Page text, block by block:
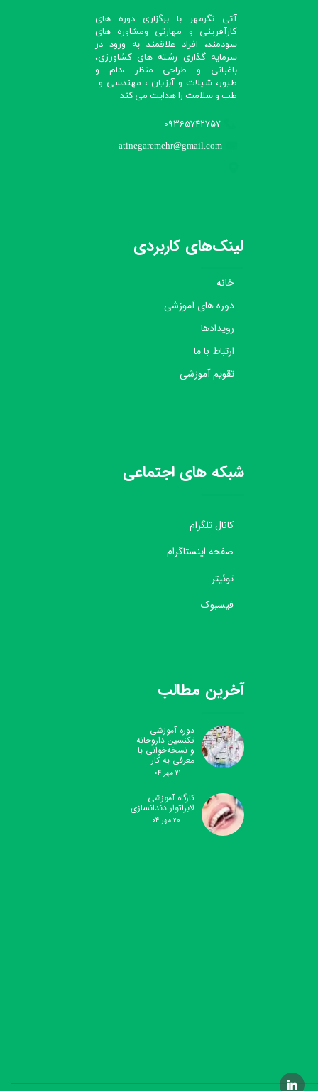
آتی نگرمهر با برگزاری دوره های
کارآفرینی و مهارتی ومشاوره های
سودمند، افراد علاقمند به ورود در
سرمایه گذاری رشته های کشاورزی،
باغبانی و طراحی منظر ،دام و
طیور، شیلات و آبزیان ، مهندسی و
طب و سلامت را هدایت می کند​​​​​​​
09365742757
atinegaremehr@gmail.com
لینک‌های کاربردی
خانه
دوره های آموزشی
رویدادها
ارتباط با ما
تقویم آموزشی
آخرین مطالب
دوره آموزشی
تکنسین داروخانه
و نسخه‌خوانی با
معرفی به کار
۲۱ مهر ۰۴
کارگاه آموزشی
لابراتوار دندانسازی
۲۰ مهر ۰۴
شبکه های اجتماعی
کانال تلگرام
صفحه اینستاگرام
توئیتر
فیسبوک